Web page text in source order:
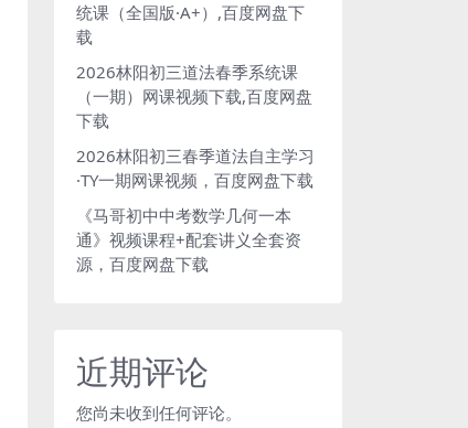
统课（全国版·A+）,百度网盘下
载
2026林阳初三道法春季系统课
（一期）网课视频下载,百度网盘
下载
2026林阳初三春季道法自主学习
·TY一期网课视频，百度网盘下载
《马哥初中中考数学几何一本
通》视频课程+配套讲义全套资
源，百度网盘下载
近期评论
您尚未收到任何评论。